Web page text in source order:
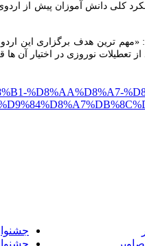
کلی دانش آموزان پیش از
ترین هدف برگزاری این
نوروزی در اختیار آن ها
%D8%AA%D8%A7-